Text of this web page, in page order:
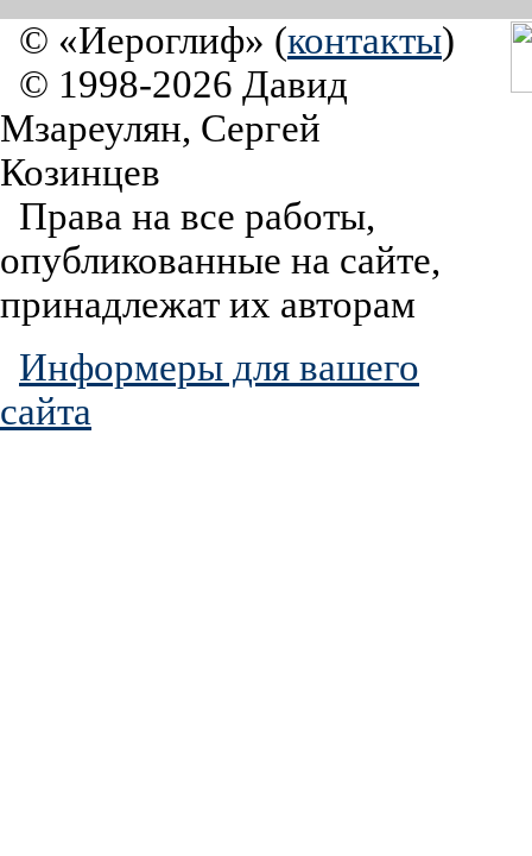
© «Иероглиф» (контакты)
© 1998-2026 Давид
Мзареулян, Сергей
Козинцев
Права на все работы,
опубликованные на сайте,
принадлежат их авторам
Информеры для вашего
сайта